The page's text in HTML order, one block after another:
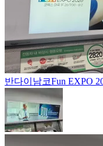
반다이남코Fun EXPO